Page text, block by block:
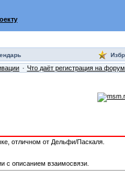
Что даёт регистрация на
отличном от Дельфи/Паскаля.
с описанием взаимосвязи.